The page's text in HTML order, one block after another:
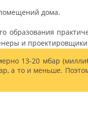
дома.
образования
и
13-20 мбар
а то и меньше.